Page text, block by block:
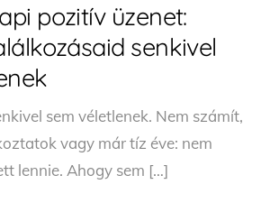
pozitív üzenet:
senkivel
sem véletlenek. Nem számít,
vagy már tíz éve: nem
lennie. Ahogy sem […]